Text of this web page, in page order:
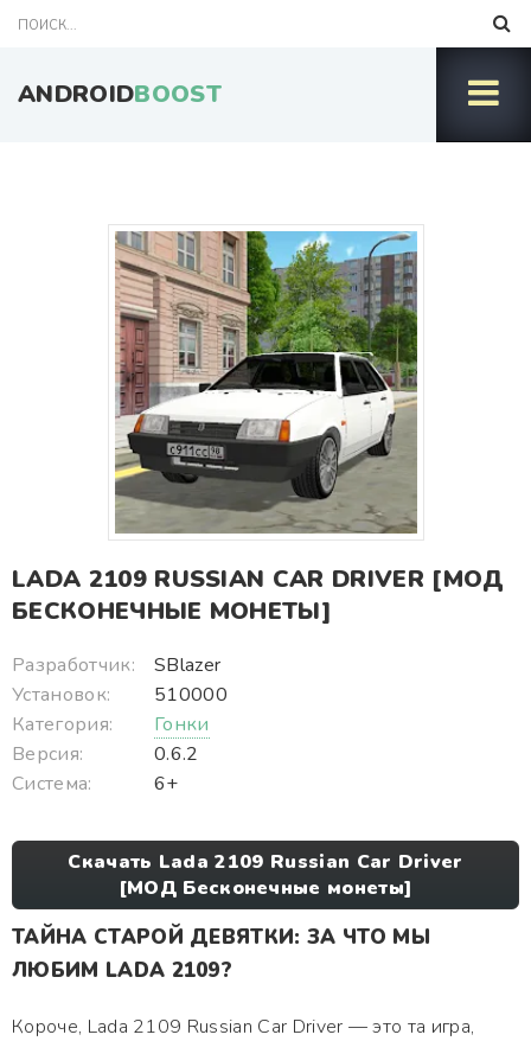
ANDROIDBOOST
LADA 2109 RUSSIAN CAR DRIVER [МОД
БЕСКОНЕЧНЫЕ МОНЕТЫ]
Разработчик:
SBlazer
Установок:
510000
Категория:
Гонки
Версия:
0.6.2
Система:
6+
Скачать Lada 2109 Russian Car Driver
[МОД Бесконечные монеты]
ТАЙНА СТАРОЙ ДЕВЯТКИ: ЗА ЧТО МЫ
ЛЮБИМ LADA 2109?
Короче, Lada 2109 Russian Car Driver — это та игра,